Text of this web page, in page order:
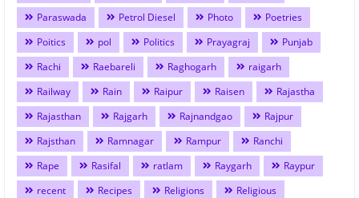
Paraswada
Petrol Diesel Photo
Poetries
Poitics
pol Politics Prayagraj
Punjab
Rachi
Raebareli Raghogarh
raigarh
Railway
Rain Raipur Raisen
Rajastha
Rajasthan
Rajgarh Rajnandgao
Rajpur
Rajsthan
Ramnagar Rampur
Ranchi
Rape
Rasifal ratlam Raygarh
Raypur
recent
Recipes Religions
Religious